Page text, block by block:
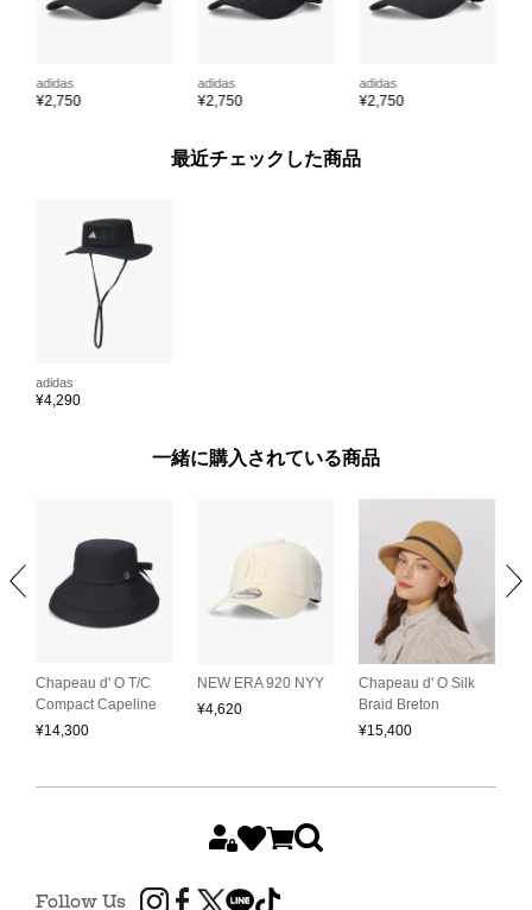
adidas
¥2,750
adidas
¥2,750
adidas
¥2,750
最近チェックした商品
adidas
¥4,290
一緒に購入されている商品
Chapeau d' O T/C
Compact Capeline
¥14,300
NEW ERA 920 NYY
¥4,620
Chapeau d' O Silk
Braid Breton
¥15,400
Follow Us